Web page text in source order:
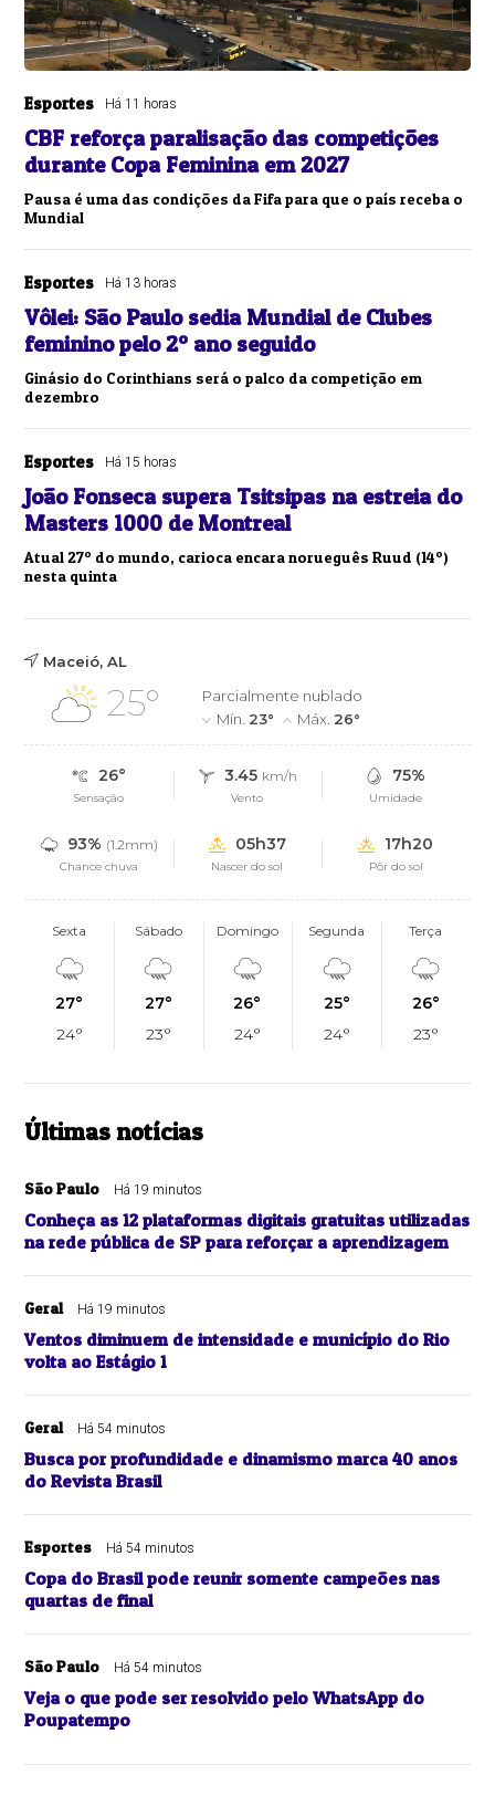
Esportes Há 11 horas
CBF reforça paralisação das competições
durante Copa Feminina em 2027
Pausa é uma das condições da Fifa para que o país receba o
Mundial
Esportes Há 13 horas
Vôlei: São Paulo sedia Mundial de Clubes
feminino pelo 2º ano seguido
Ginásio do Corinthians será o palco da competição em
dezembro
Esportes Há 15 horas
João Fonseca supera Tsitsipas na estreia do
Masters 1000 de Montreal
Atual 27º do mundo, carioca encara norueguês Ruud (14º)
nesta quinta
Maceió, AL
25°
Parcialmente nublado
Mín. 23° Máx. 26°
26°
Sensação
3.45 km/h
Vento
75%
Umidade
93% (1.2mm)
Chance chuva
05h37
Nascer do sol
17h20
Pôr do sol
Sexta
27°
24°
Sábado
27°
23°
Domingo
26°
24°
Segunda
25°
24°
Terça
26°
23°
Últimas notícias
São Paulo Há 19 minutos
Conheça as 12 plataformas digitais gratuitas utilizadas
na rede pública de SP para reforçar a aprendizagem
Geral Há 19 minutos
Ventos diminuem de intensidade e município do Rio
volta ao Estágio 1
Geral Há 54 minutos
Busca por profundidade e dinamismo marca 40 anos
do Revista Brasil
Esportes Há 54 minutos
Copa do Brasil pode reunir somente campeões nas
quartas de final
São Paulo Há 54 minutos
Veja o que pode ser resolvido pelo WhatsApp do
Poupatempo